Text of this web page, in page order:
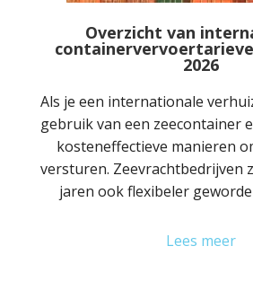
Overzicht van
2026
Als je een internationale
gebruik van een zeecontainer
kosteneffectieve manieren
versturen. Zeevrachtbedrijven
jaren ook flexibeler
Lees meer